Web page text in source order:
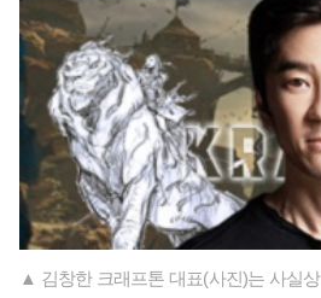
▲ 김창한 크래프톤 대표(사진)는 사실